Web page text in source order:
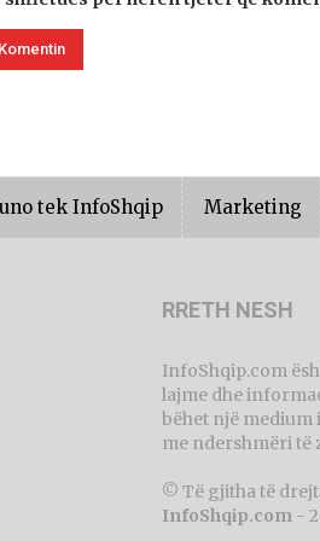
tek InfoShqip Marketing
RRETH NESH
InfoShqip.com
lajme dhe
bëhet një medium
me ndershmëri të
© Të gjitha të
InfoShqip.com -